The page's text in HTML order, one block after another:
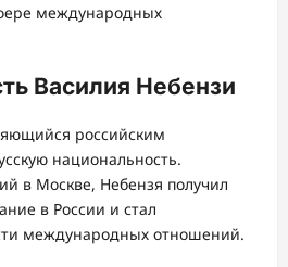
международных
Василия Небензи
российским
национальность.
в Москве, Небензя получил
в России и стал
международных отношений.